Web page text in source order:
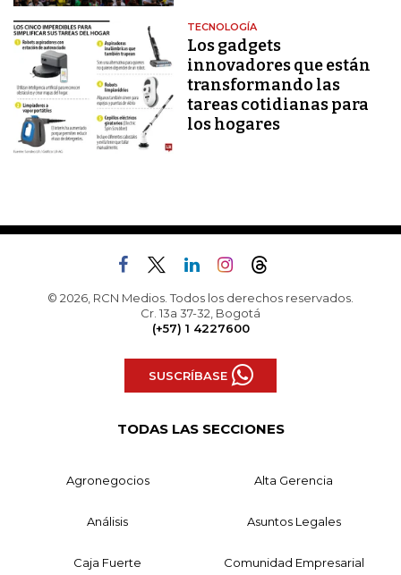
TECNOLOGÍA
Los gadgets
innovadores que están
transformando las
tareas cotidianas para
los hogares
© 2026, RCN Medios. Todos los derechos reservados.
Cr. 13a 37-32, Bogotá
(+57) 1 4227600
SUSCRÍBASE
TODAS LAS SECCIONES
Agronegocios Alta Gerencia
Análisis Asuntos Legales
Caja Fuerte Comunidad Empresarial